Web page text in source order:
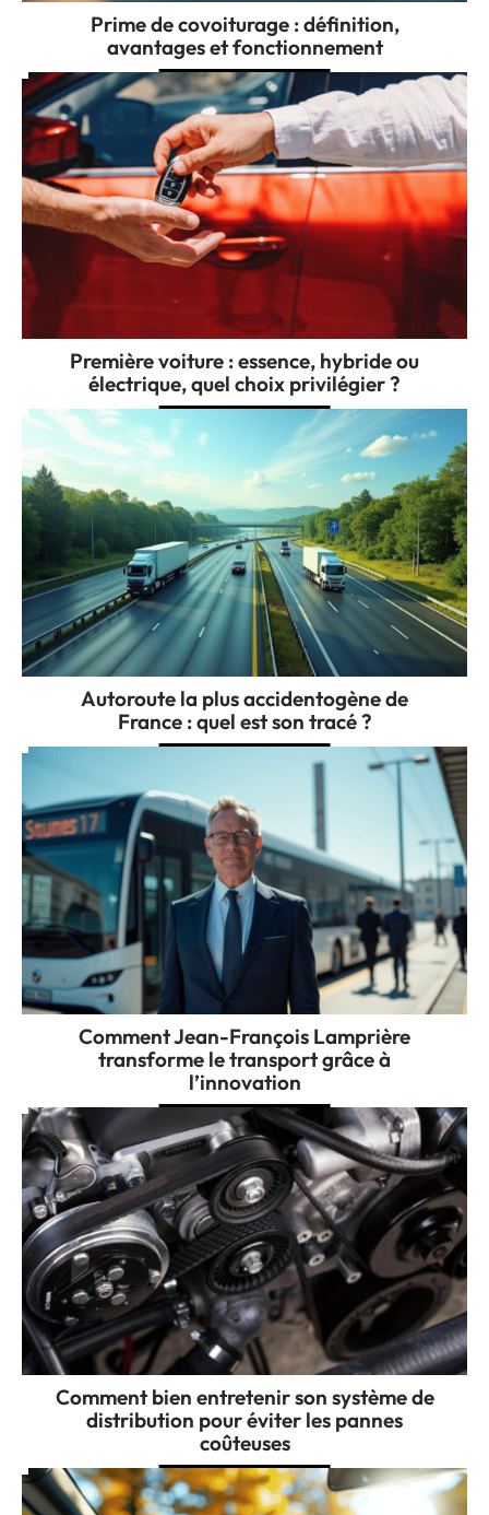
Prime de covoiturage : définition,
avantages et fonctionnement
Première voiture : essence, hybride ou
électrique, quel choix privilégier ?
Autoroute la plus accidentogène de
France : quel est son tracé ?
Comment Jean-François Lamprière
transforme le transport grâce à
l’innovation
Comment bien entretenir son système de
distribution pour éviter les pannes
coûteuses